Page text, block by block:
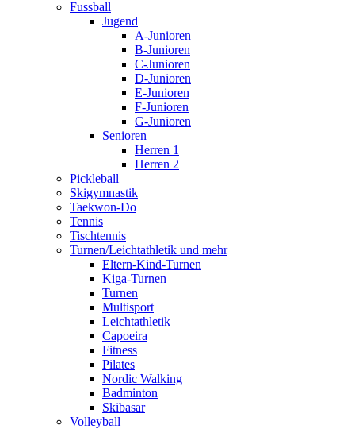
Fussball
Jugend
A-Junioren
B-Junioren
C-Junioren
D-Junioren
E-Junioren
F-Junioren
G-Junioren
Senioren
Herren 1
Herren 2
Pickleball
Skigymnastik
Taekwon-Do
Tennis
Tischtennis
Turnen/Leichtathletik und mehr
Eltern-Kind-Turnen
Kiga-Turnen
Turnen
Multisport
Leichtathletik
Capoeira
Fitness
Pilates
Nordic Walking
Badminton
Skibasar
Volleyball